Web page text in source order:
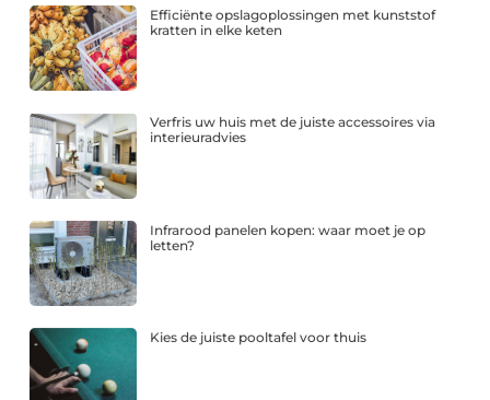
Efficiënte opslagoplossingen met kunststof
kratten in elke keten
Verfris uw huis met de juiste accessoires via
interieuradvies
Infrarood panelen kopen: waar moet je op
letten?
Kies de juiste pooltafel voor thuis